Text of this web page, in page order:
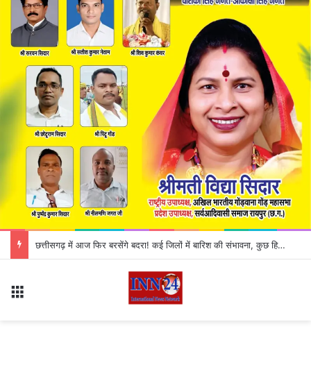
*नरियरा बिजली सब स्टेशन में एक से डेढ़ फीट पानी जान जोखिम में डालकर ड्यूटी कर रहे कर्मचारी*